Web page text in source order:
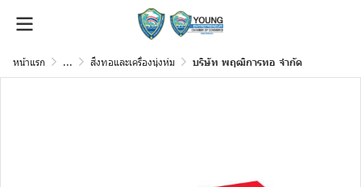
หน้าแรก ... สิ่งทอและเครื่องนุ่งห่ม บริษัท พฤฒิการทอ จำกัด